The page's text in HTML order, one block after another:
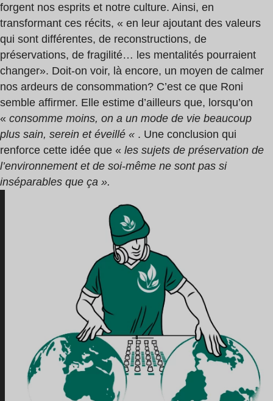
forgent nos esprits et notre culture. Ainsi, en
transformant ces récits, « en leur ajoutant des valeurs
qui sont différentes, de reconstructions, de
préservations, de fragilité… les mentalités pourraient
changer». Doit-on voir, là encore, un moyen de calmer
nos ardeurs de consommation? C’est ce que Roni
semble affirmer. Elle estime d’ailleurs que, lorsqu’on
« consomme moins, on a un mode de vie beaucoup
plus sain, serein et éveillé « . Une conclusion qui
renforce cette idée que « les sujets de préservation de
l’environnement et de soi-même ne sont pas si
inséparables que ça ».